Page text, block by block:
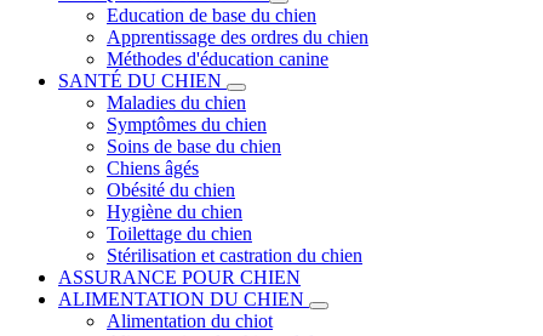
Education de base du chien
Apprentissage des ordres du chien
Méthodes d'éducation canine
SANTÉ DU CHIEN
Maladies du chien
Symptômes du chien
Soins de base du chien
Chiens âgés
Obésité du chien
Hygiène du chien
Toilettage du chien
Stérilisation et castration du chien
ASSURANCE POUR CHIEN
ALIMENTATION DU CHIEN
Alimentation du chiot